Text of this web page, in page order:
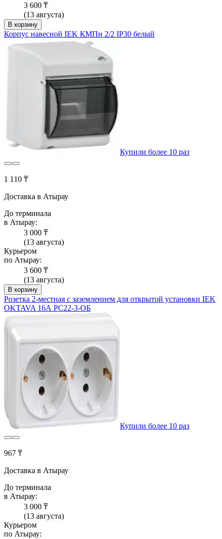
3 600 ₸
(13 августа)
В корзину
Корпус навесной IEK КМПн 2/2 IP30 белый
Купили более 10 раз
1 110 ₸
Доставка в Атырау
До терминала
в Атырау:
3 000 ₸
(13 августа)
Курьером
по Атырау:
3 600 ₸
(13 августа)
В корзину
Розетка 2-местная с заземлением для открытой установки IEK
OKTAVA 16А РС22-3-ОБ
Купили более 10 раз
967 ₸
Доставка в Атырау
До терминала
в Атырау:
3 000 ₸
(13 августа)
Курьером
по Атырау: